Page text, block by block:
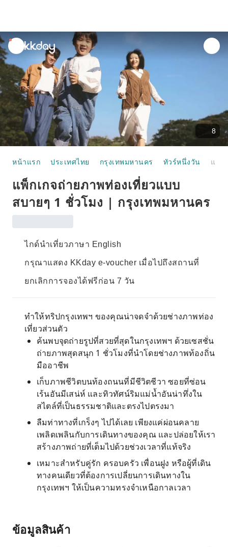
unread
notifications
8
หน้าแรก ประเทศไทย กรุงเทพมหานคร ทัวร์หนึ่งวัน
แพ็กเกจถ่ายภาพท่องเที่ยวแบบ
สบายๆ 1 ชั่วโมง | กรุงเทพมหานคร
ไกด์นำเที่ยวภาษา English
กรุณาแสดง KKday e-voucher เมื่อไปถึงสถานที่
ยกเลิกการจองได้ฟรีก่อน 7 วัน
ทำให้ทริปกรุงเทพฯ ของคุณน่าจดจำด้วยช่างภาพท่อง
เที่ยวส่วนตัว
ค้นพบจุดถ่ายรูปที่สวยที่สุดในกรุงเทพฯ ด้วยเซสชั่น
ถ่ายภาพสุดสนุก 1 ชั่วโมงที่นำโดยช่างภาพท้องถิ่น
มืออาชีพ
เก็บภาพชีวิตบนท้องถนนที่มีชีวิตชีวา ซอยที่ซ่อน
เร้นอันมีเสน่ห์ และทิวทัศน์ริมแม่น้ำอันน่าทึ่งใน
สไตล์ที่เป็นธรรมชาติและตรงไปตรงมา
ลืมท่าทางที่เกร็งๆ ไปได้เลย เพียงแค่ผ่อนคลาย
เพลิดเพลินกับการเดินทางของคุณ และปล่อยให้เรา
สร้างภาพถ่ายที่เต็มไปด้วยช่วงเวลาที่แท้จริง
เหมาะสำหรับคู่รัก ครอบครัว เพื่อนฝูง หรือผู้ที่เดิน
ทางคนเดียวที่ต้องการเปลี่ยนการเดินทางใน
กรุงเทพฯ ให้เป็นความทรงจำเหนือกาลเวลา
ข้อมูลสินค้า